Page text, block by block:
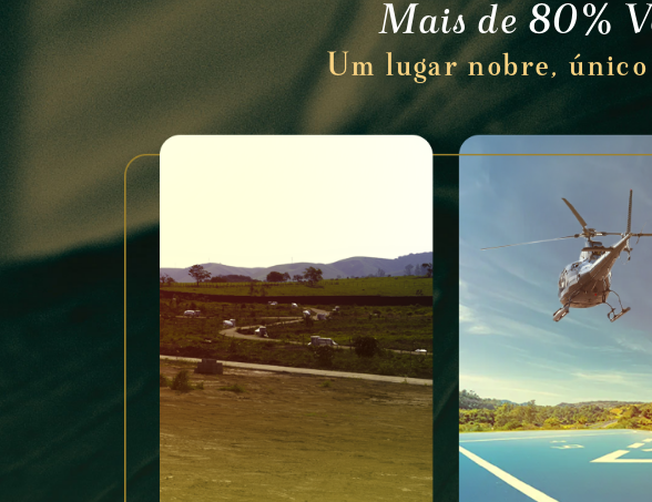
Mais de 80%
Um lugar nobre,